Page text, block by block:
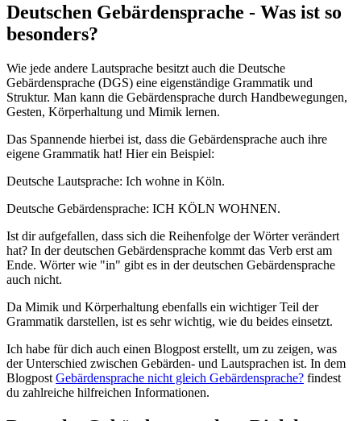
Deutschen Gebärdensprache - Was ist so
besonders?
Wie jede andere Lautsprache besitzt auch die Deutsche
Gebärdensprache (DGS) eine eigenständige Grammatik und
Struktur. Man kann die Gebärdensprache durch Handbewegungen,
Gesten, Körperhaltung und Mimik lernen.
Das Spannende hierbei ist, dass die Gebärdensprache auch ihre
eigene Grammatik hat! Hier ein Beispiel:
Deutsche Lautsprache: Ich wohne in Köln.
Deutsche Gebärdensprache: ICH KÖLN WOHNEN.
Ist dir aufgefallen, dass sich die Reihenfolge der Wörter verändert
hat? In der deutschen Gebärdensprache kommt das Verb erst am
Ende. Wörter wie "in" gibt es in der deutschen Gebärdensprache
auch nicht.
Da Mimik und Körperhaltung ebenfalls ein wichtiger Teil der
Grammatik darstellen, ist es sehr wichtig, wie du beides einsetzt.
Ich habe für dich auch einen Blogpost erstellt, um zu zeigen, was
der Unterschied zwischen Gebärden- und Lautsprachen ist. In dem
Blogpost Gebärdensprache nicht gleich Gebärdensprache? findest
du zahlreiche hilfreichen Informationen.